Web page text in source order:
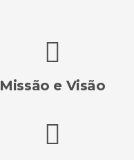
Missão e Visão